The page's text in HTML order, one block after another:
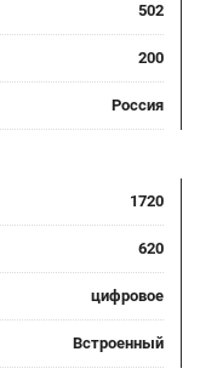
502
200
Россия
1720
620
цифровое
Встроенный